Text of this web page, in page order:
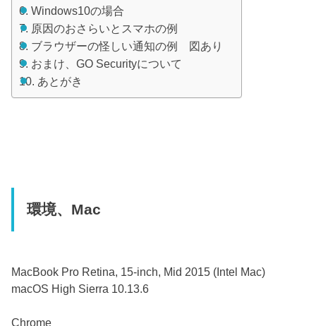
Windows10の場合
原因のおさらいとスマホの例
ブラウザーの怪しい通知の例 図あり
おまけ、GO Securityについて
あとがき
環境、Mac
MacBook Pro Retina, 15-inch, Mid 2015 (Intel Mac)
macOS High Sierra 10.13.6
Chrome